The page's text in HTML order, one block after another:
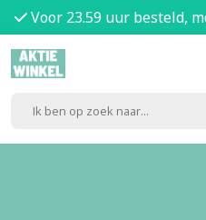
Voor 23.59 uur besteld,